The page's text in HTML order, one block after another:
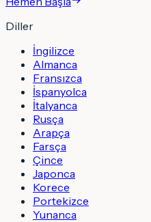
Diller
İngilizce
Almanca
Fransızca
İspanyolca
İtalyanca
Rusça
Arapça
Farsça
Çince
Japonca
Korece
Portekizce
Yunanca